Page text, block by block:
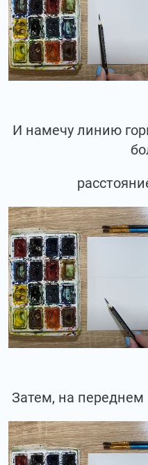
И намечу линию
Затем, на